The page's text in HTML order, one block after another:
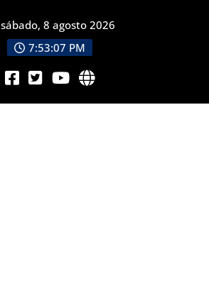
sábado, 8 agosto 2026
7:53:08 PM